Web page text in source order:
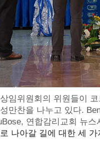
임위원회의 위원들이
만찬을 나누고 있다.
연합감리교회 뉴스
나아갈 길에 대한 세